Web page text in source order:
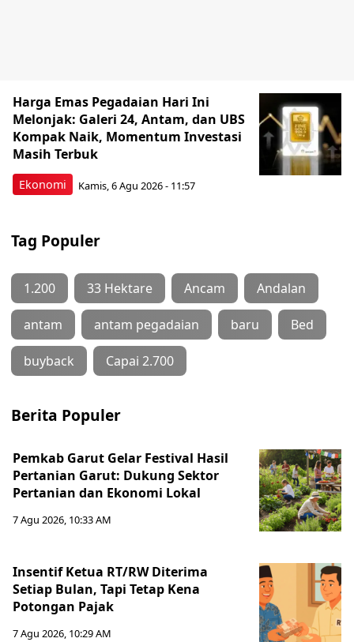
Ekonomi
Harga Emas Pegadaian Hari Ini
Melonjak: Galeri 24, Antam, dan UBS
Kompak Naik, Momentum Investasi
Masih Terbuk
Kamis, 6 Agu 2026 - 11:57
Tag Populer
1.200 33 Hektare Ancam Andalan
antam antam pegadaian baru Bed
buyback Capai 2.700
Berita Populer
Pemkab Garut Gelar Festival Hasil
Pertanian Garut: Dukung Sektor
Pertanian dan Ekonomi Lokal
7 Agu 2026, 10:33 AM
Insentif Ketua RT/RW Diterima
Setiap Bulan, Tapi Tetap Kena
Potongan Pajak
7 Agu 2026, 10:29 AM